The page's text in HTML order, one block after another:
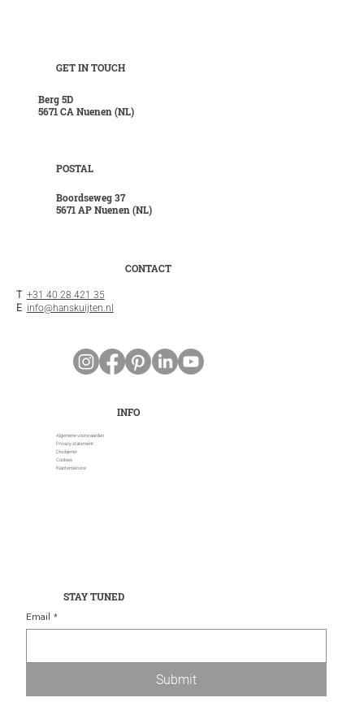
GET IN TOUCH
Berg 5D
5671 CA Nuenen (NL)
INFO
POSTAL
Algemene voorwaarden
Privacy statement
Disclaimer
Cookies
Klantenservice
Boordseweg 37
5671 AP Nuenen (NL)
CONTACT
T +31 40 28 421 35
E info@hanskuijten.nl
STAY TUNED
Email *
Submit